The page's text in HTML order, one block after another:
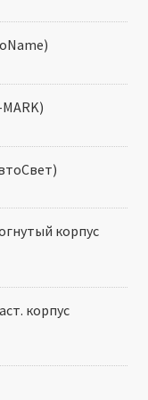
корпус
корпус